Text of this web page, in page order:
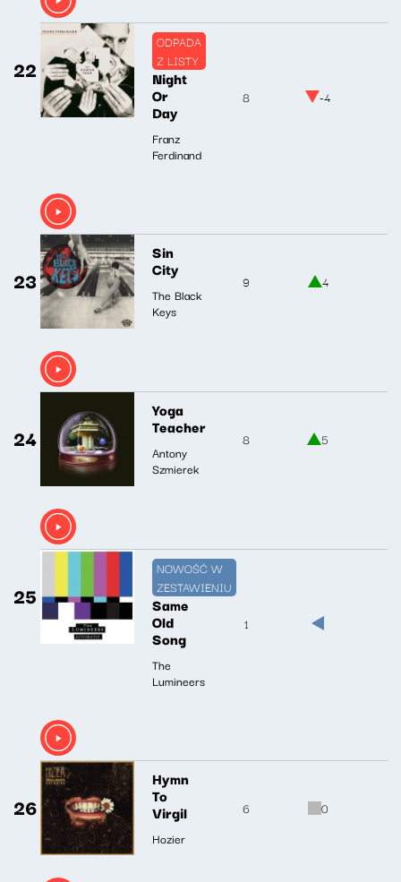
22
ODPADA
Z LISTY
Night
Or
Day
Franz
Ferdinand
8 -4
23
Sin
City
The Black
Keys
9 4
24
Yoga
Teacher
Antony
Szmierek
8 5
25
NOWOŚĆ W
ZESTAWIENIU
Same
Old
Song
The
Lumineers
1
26
Hymn
To
Virgil
Hozier
6 0